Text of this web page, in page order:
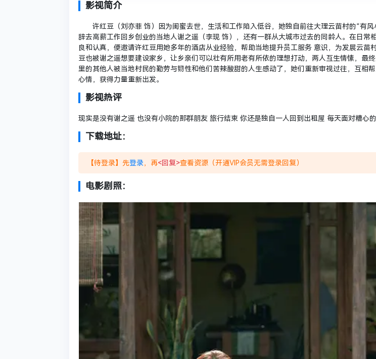
影视简介
许红豆（刘亦菲 饰）因为闺蜜去世，生活和工作陷入低谷，她独自前往大理云苗村的“有风
辞去高薪工作回乡创业的当地人谢之遥（李现 饰），还有一群从大城市过去的同龄人。在日常
良和认真，便邀请许红豆用她多年的酒店从业经验，帮助当地提升员工服务 意识，为发展云苗
豆也被谢之遥想要建设家乡，让乡亲们可以壮有所用老有所依的理想打动，两人互生情愫，最
里的其他人被当地村民的勤劳与韧性和他们苦辣酸甜的人生感动了，她们重新审视过往，互相
心情，获得力量重新出发。
影视热评
现实是没有谢之遥 也没有小院的那群朋友 旅行结束 你还是独自一人回到出租屋 每天面对糟心
下载地址：
【待登录】先登录，再<回复>查看资源（开通VIP会员无需登录回复）
电影剧照：